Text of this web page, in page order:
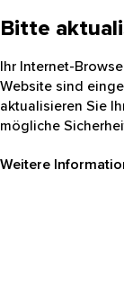
Bitte
Ihr Internet-
Website sind
aktualisieren Sie
mögliche
Weitere